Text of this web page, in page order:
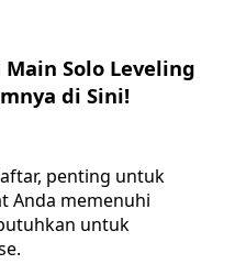
Main Solo Leveling
di Sini!
penting untuk
Anda memenuhi
untuk